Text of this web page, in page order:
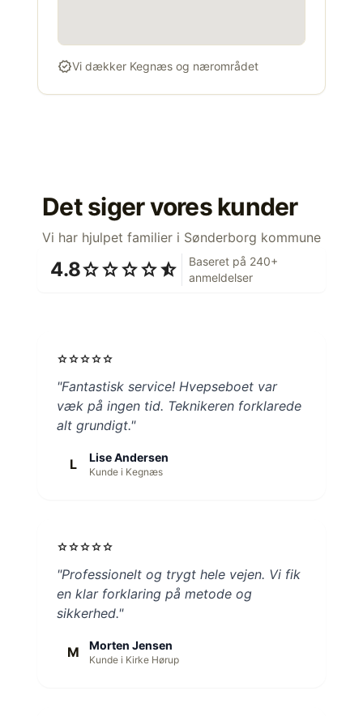
verifiedVi dækker Kegnæs og nærområdet
Det siger vores kunder
Vi har hjulpet familier i Sønderborg kommune
4.8starstarstarstarstar_half
Baseret på 240+
anmeldelser
starstarstarstarstar
"Fantastisk service! Hvepseboet var
væk på ingen tid. Teknikeren forklarede
alt grundigt."
L Lise Andersen
Kunde i Kegnæs
starstarstarstarstar
"Professionelt og trygt hele vejen. Vi fik
en klar forklaring på metode og
sikkerhed."
M Morten Jensen
Kunde i Kirke Hørup